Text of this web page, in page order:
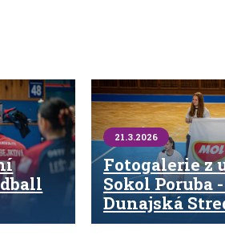
21.3.2026
Fotogalerie z
Sokol Poruba -
Dunajská